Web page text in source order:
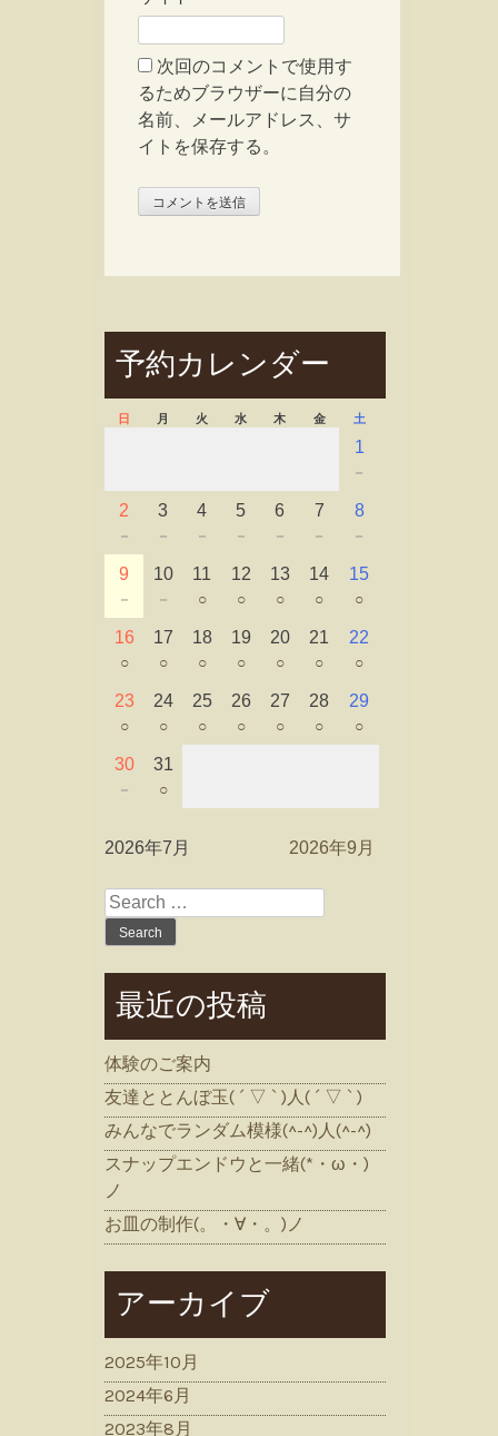
次回のコメントで使用す
るためブラウザーに自分の
名前、メールアドレス、サ
イトを保存する。
予約カレンダー
日 月 火 水 木 金 土
1
－
2
－
3
－
4
－
5
－
6
－
7
－
8
－
9
－
10
－
11
○
12
○
13
○
14
○
15
○
16
○
17
○
18
○
19
○
20
○
21
○
22
○
23
○
24
○
25
○
26
○
27
○
28
○
29
○
30
－
31
○
2026年7月 2026年9月
Search
for:
最近の投稿
体験のご案内
友達ととんぼ玉( ´ ▽ ` )人( ´ ▽ ` )
みんなでランダム模様(^-^)人(^-^)
スナップエンドウと一緒(*・ω・)
ノ
お皿の制作(。・∀・。)ノ
アーカイブ
2025年10月
2024年6月
2023年8月